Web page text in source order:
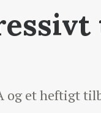
og et heftigt